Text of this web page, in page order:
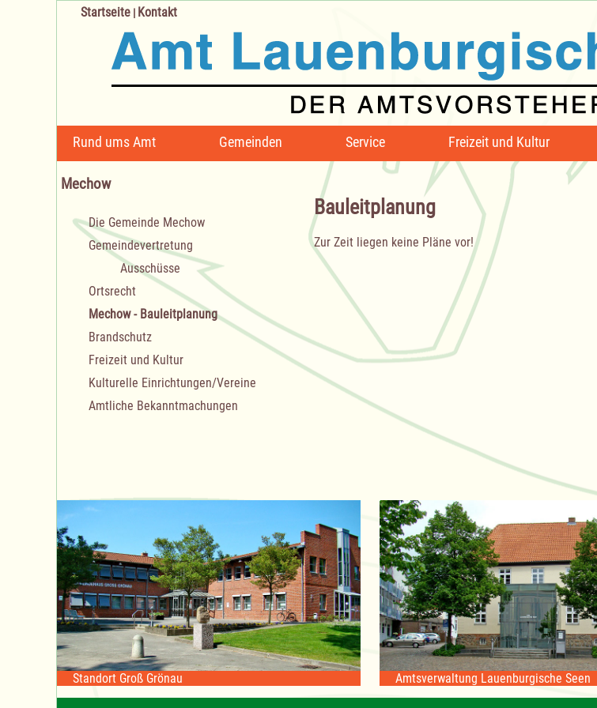
Navigation
überspringen
Rund ums Amt Gemeinden Service Freizeit und Kultur
Startseite | Kontakt
Bauleitplanung
Zur Zeit liegen keine Pläne vor!
Mechow
Navigation
überspringen
Die Gemeinde Mechow
Gemeindevertretung
Ausschüsse
Ortsrecht
Mechow - Bauleitplanung
Brandschutz
Freizeit und Kultur
Kulturelle Einrichtungen/Vereine
Amtliche Bekanntmachungen
Standort Groß Grönau Amtsverwaltung Lauenburgische Seen